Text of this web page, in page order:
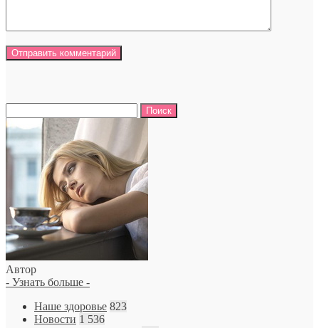
Автор
- Узнать больше -
Наше здоровье 823
Новости 1 536